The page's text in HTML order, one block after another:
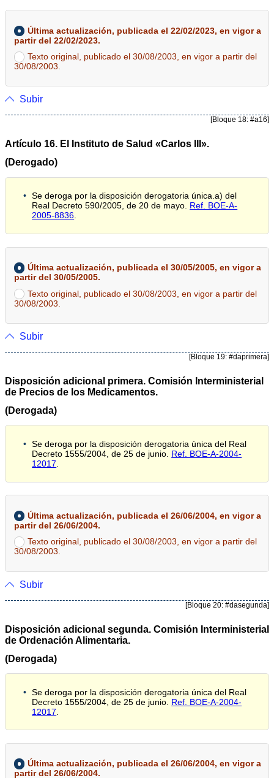
Última actualización, publicada el 22/02/2023, en vigor a
partir del 22/02/2023.
Texto original, publicado el 30/08/2003, en vigor a partir del
30/08/2003.
Subir
[Bloque 18: #a16]
Artículo 16. El Instituto de Salud «Carlos III».
(Derogado)
Se deroga por la disposición derogatoria única.a) del
Real Decreto 590/2005, de 20 de mayo. Ref. BOE-A-
2005-8836.
Última actualización, publicada el 30/05/2005, en vigor a
partir del 30/05/2005.
Texto original, publicado el 30/08/2003, en vigor a partir del
30/08/2003.
Subir
[Bloque 19: #daprimera]
Disposición adicional primera. Comisión Interministerial
de Precios de los Medicamentos.
(Derogada)
Se deroga por la disposición derogatoria única del Real
Decreto 1555/2004, de 25 de junio. Ref. BOE-A-2004-
12017
Última actualización, publicada el 26/06/2004, en vigor a
partir del 26/06/2004.
Texto original, publicado el 30/08/2003, en vigor a partir del
30/08/2003.
Subir
[Bloque 20: #dasegunda]
Disposición adicional segunda. Comisión Interministerial
de Ordenación Alimentaria.
(Derogada)
Se deroga por la disposición derogatoria única del Real
Decreto 1555/2004, de 25 de junio. Ref. BOE-A-2004-
12017
Última actualización, publicada el 26/06/2004, en vigor a
partir del 26/06/2004.